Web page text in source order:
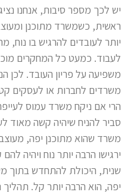
יש לכך מספר סיבות, אנחנו
ראשית, כשמשרד מתוכנן
יותר לעובדים להרגיש בו
לעבוד. כמעט כל המחקרים
משפיעה על פריון העובד. לכן
משרדים לחברות או לעסקים
הרי אם ניקח משרד עמוס
סביר להניח שיהיה קשה מאוד
משרד שהוא מתוכנן יפה,
ירגישו הרבה יותר נוח ויהיה
שנית, היכולת להתחדש בתוך
יפה, הוא הרבה יותר קל. תהליך